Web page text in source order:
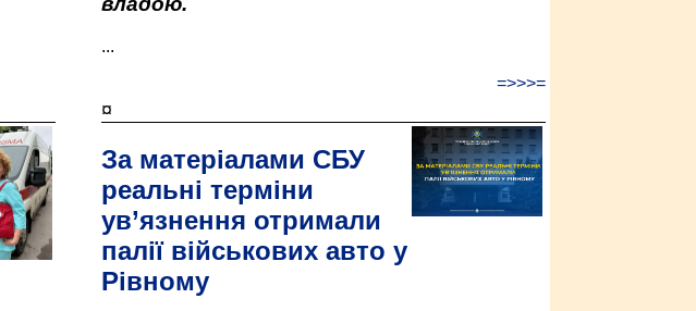
...
=>>>=
¤
За матеріалами СБУ
реальні терміни
ув’язнення отримали
палії військових авто у
Рівному